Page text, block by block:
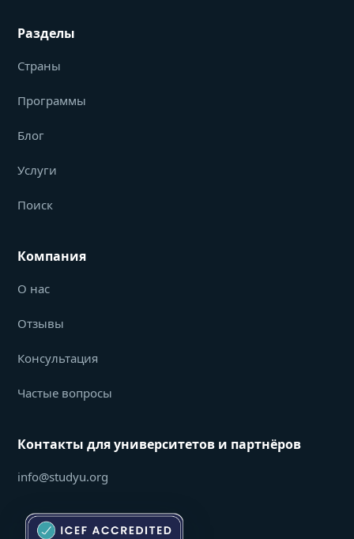
Разделы
Страны
Программы
Блог
Услуги
Поиск
Компания
О нас
Отзывы
Консультация
Частые вопросы
Контакты для университетов и партнёров
info@studyu.org